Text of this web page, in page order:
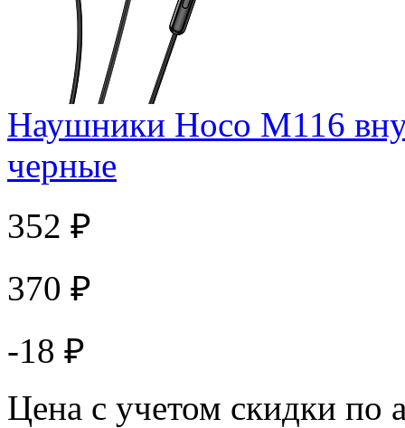
Наушники Hoco M116
черные
352 ₽
370 ₽
-18 ₽
Цена с учетом скидки по